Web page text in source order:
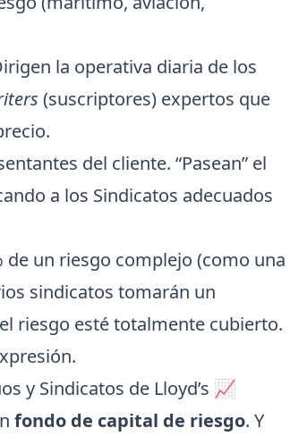
la operativa diaria de los
(suscriptores) expertos que
del cliente. “Pasean” el
a los Sindicatos adecuados
de un riesgo complejo (como una
sindicatos tomarán un
riesgo esté totalmente cubierto.
y Sindicatos de Lloyd’s 📈
fondo de capital de riesgo. Y